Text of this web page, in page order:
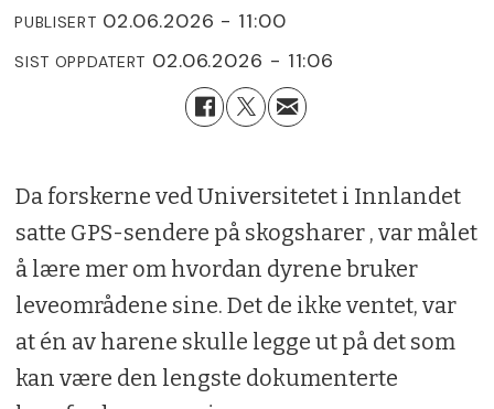
PUBLISERT 02.06.2026 - 11:00
SIST OPPDATERT 02.06.2026 - 11:06
Da forskerne ved Universitetet i Innlandet
satte GPS-sendere på skogsharer , var målet
å lære mer om hvordan dyrene bruker
leveområdene sine. Det de ikke ventet, var
at én av harene skulle legge ut på det som
kan være den lengste dokumenterte